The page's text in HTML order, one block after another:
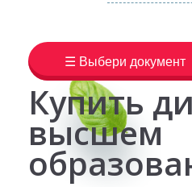
☰ Выбери документ
Купить
высшем